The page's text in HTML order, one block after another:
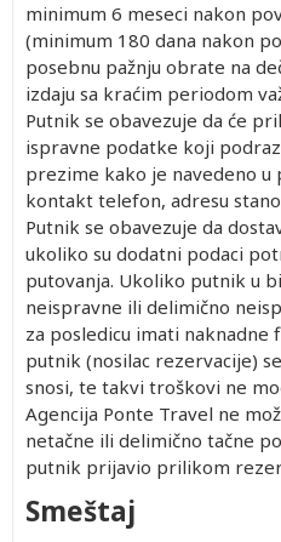
minimum 6 meseci nakon
(minimum 180 dana nakon
posebnu pažnju obrate na
izdaju sa kraćim periodom
Putnik se obavezuje da će
ispravne podatke koji
prezime kako je navedeno u
kontakt telefon, adresu
Putnik se obavezuje da
ukoliko su dodatni podaci
putovanja. Ukoliko putnik u
neispravne ili delimično
za posledicu imati naknadne
putnik (nosilac rezervacije)
snosi, te takvi troškovi ne
Agencija Ponte Travel ne
netačne ili delimično tačne
putnik prijavio prilikom
Smeštaj